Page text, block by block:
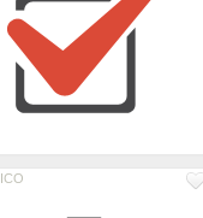
ICO